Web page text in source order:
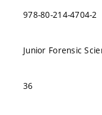
978-80-214-4704-2
Junior Forensic
36